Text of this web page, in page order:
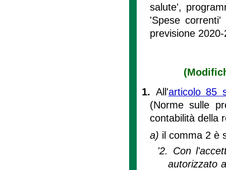
salute',
'Spese
previsione
1. All'articolo 85
(Norme sulle
contabilità della
a) il comma 2 è
'2. Con
autorizzato